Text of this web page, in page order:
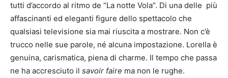
tutti d’accordo al ritmo de “La notte Vola”. Di una delle più
affascinanti ed eleganti figure dello spettacolo che
qualsiasi televisione sia mai riuscita a mostrare. Non c’è
trucco nelle sue parole, né alcuna impostazione. Lorella è
genuina, carismatica, piena di charme. Il tempo che passa
ne ha accresciuto il savoir faire ma non le rughe.